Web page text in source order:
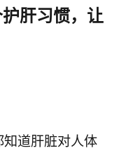
肝习惯，让
道肝脏对人体